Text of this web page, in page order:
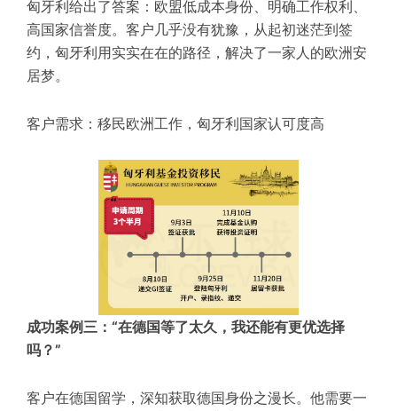
匈牙利给出了答案：欧盟低成本身份、明确工作权利、
高国家信誉度。客户几乎没有犹豫，从起初迷茫到签
约，匈牙利用实实在在的路径，解决了一家人的欧洲安
居梦。
客户需求：移民欧洲工作，匈牙利国家认可度高
成功案例三：“在德国等了太久，我还能有更优选择
吗？”
客户在德国留学，深知获取德国身份之漫长。他需要一